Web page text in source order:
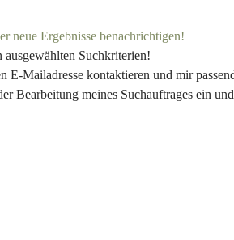
neue Ergebnisse benachrichtigen!
Suchkriterien!
E-Mailadresse kontaktieren und mir
Bearbeitung meines Suchauftrages ein